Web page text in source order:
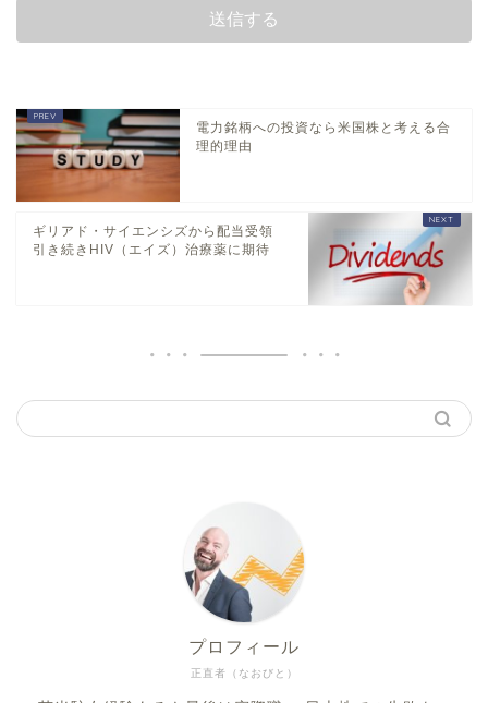
電力銘柄への投資なら米国株と考える合
理的理由
ギリアド・サイエンシズから配当受領
引き続きHIV（エイズ）治療薬に期待
正直者（なおびと）
プロフィール